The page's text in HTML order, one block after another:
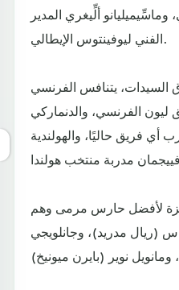
ألِّيغري المدير
الفني ليوفينتوس الإيطالي.
السيدات، يتنافس الفرنسي
الفرنسي، والدنماركي
أي فريق حاليًا، والهولندية
لأفضل حارس مرمى وهم
(ريال مدريد)، وجانلويجي